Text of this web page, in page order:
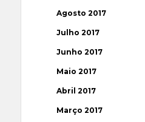
Agosto 2017
Julho 2017
Junho 2017
Maio 2017
Abril 2017
Março 2017